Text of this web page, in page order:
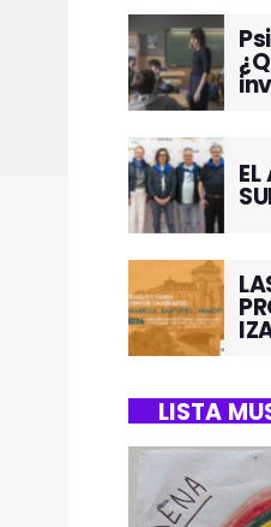
LISTA